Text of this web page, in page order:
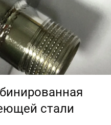
стали